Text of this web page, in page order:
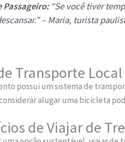
Passageiro:“Se você tiver
– Maria, turista
Transporte Local
possui um sistema de
alugar uma bicicleta
de Viajar de